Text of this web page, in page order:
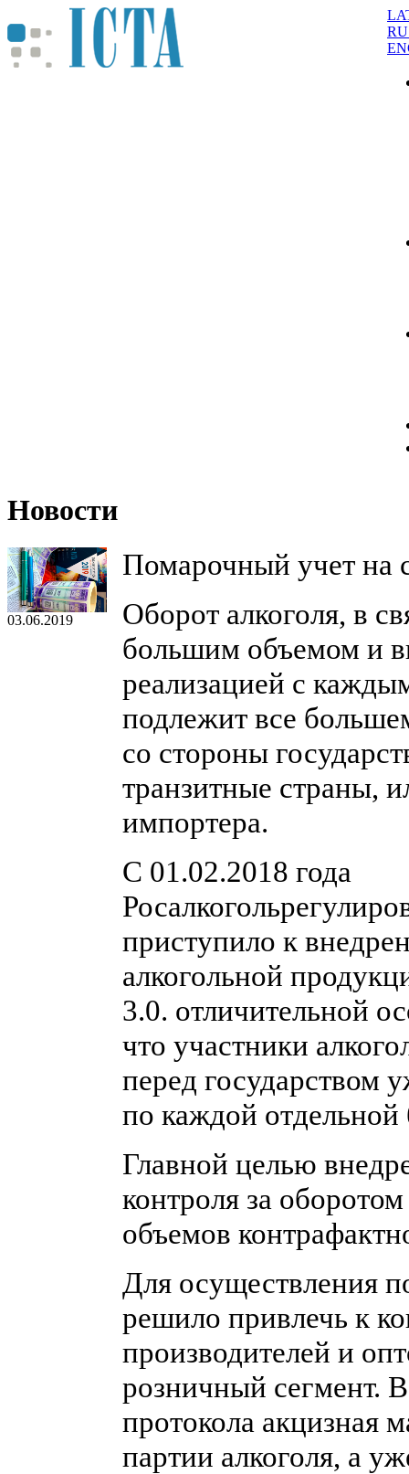
Новости
03.06.2019
Помарочный учет на
Оборот алкоголя, в
большим объемом и
реализацией с
подлежит все
со стороны
транзитные страны,
импортера.
C 01.02.2018 года
приступило к
алкогольной
3.0. отличительной
что участники
перед государством
по каждой отдельной
Главной целью
контроля за
объемов
Для осуществления
решило привлечь к
производителей и
розничный сегмент.
протокола акцизная
партии алкоголя, а